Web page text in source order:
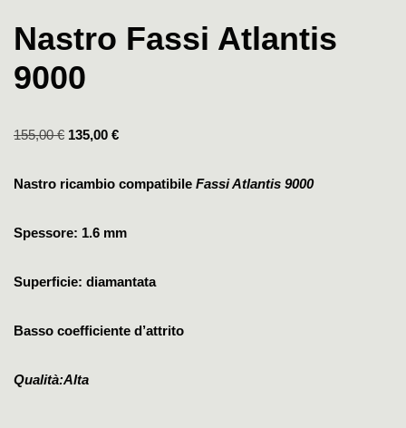
Nastro Fassi Atlantis
9000
155,00€ 135,00 €
Nastro ricambio compatibile Fassi Atlantis 9000
Spessore: 1.6 mm
Superficie: diamantata
Basso coefficiente d’attrito
Qualità:Alta